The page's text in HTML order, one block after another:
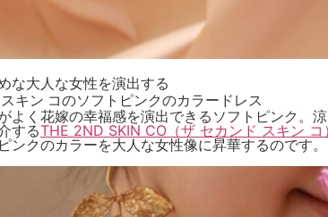
な大人な女性を演出する
キン コのソフトピンクのカラードレス
よく花嫁の幸福感を演出できるソフトピンク。
するTHE 2ND SKIN CO（ザ セカンド スキン コ）
ンクのカラーを大人な女性像に昇華するのです。